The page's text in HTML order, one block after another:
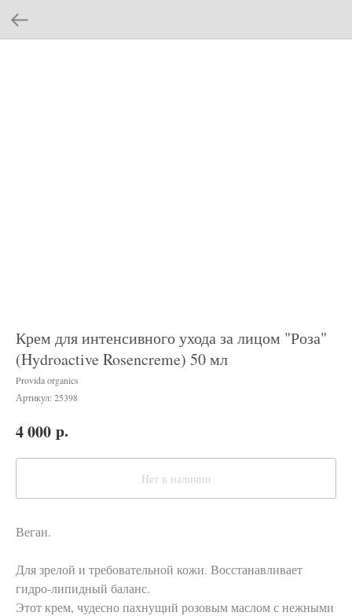
Крем для интенсивного ухода за лицом "Роза"
(Hydroactive Rosencreme) 50 мл
Provida organics
Артикул: 25398
4 000 р.
Нет в наличии
Веган.
Для зрелой и требовательной кожи. Восстанавливает
гидро-липидный баланс.
Этот крем, чудесно пахнущий розовым маслом с нежными